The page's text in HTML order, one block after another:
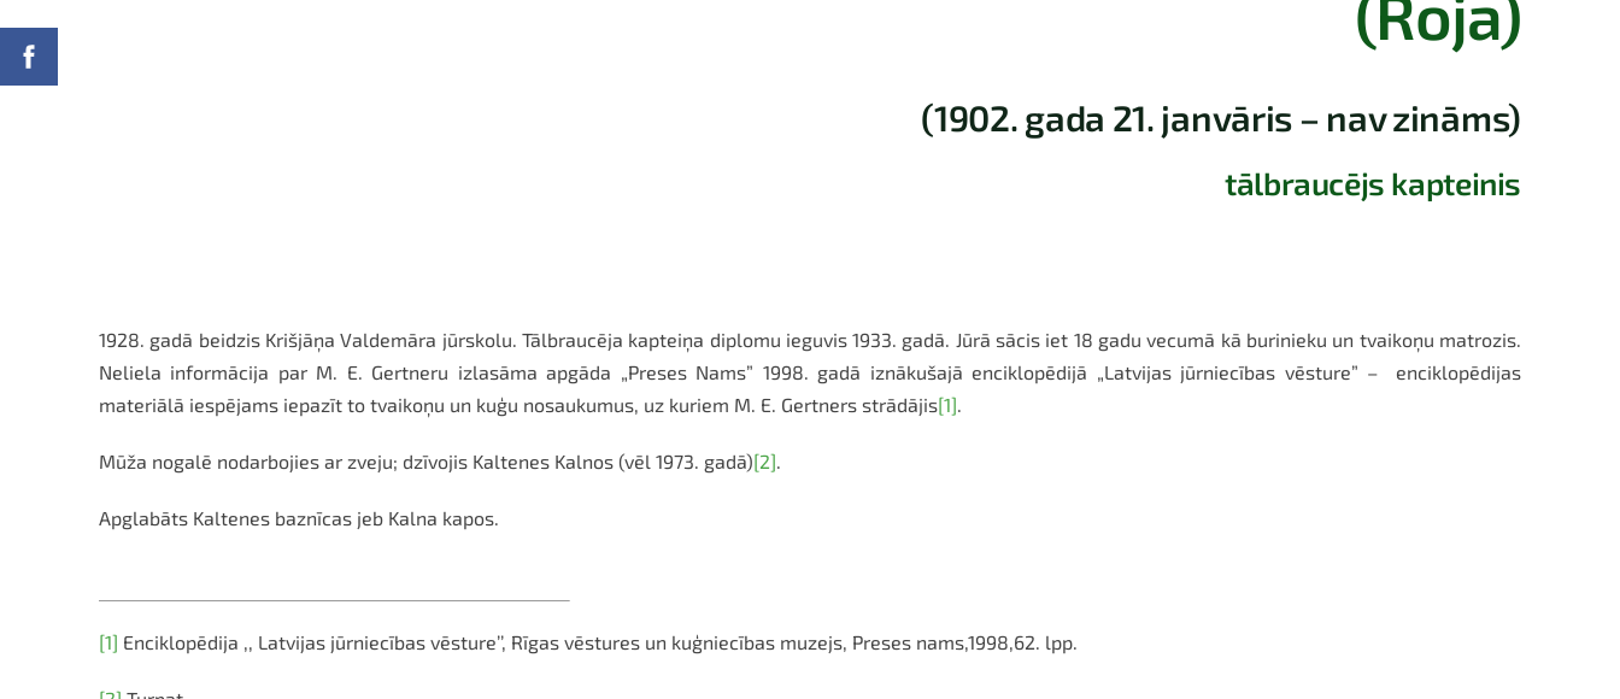
(1902. gada 21. janvāris – nav zināms)
tālbraucējs kapteinis
1928. gadā beidzis Krišjāņa Valdemāra jūrskolu. Tālbraucēja kapteiņa diplomu ieguvis 1933. gadā. Jūrā sācis iet 18 gadu vecumā kā burinieku un tvaikoņu matrozis.
Neliela informācija par M. E. Gertneru izlasāma apgāda „Preses Nams” 1998. gadā iznākušajā enciklopēdijā „Latvijas jūrniecības vēsture” – enciklopēdijas
materiālā iespējams iepazīt to tvaikoņu un kuģu nosaukumus, uz kuriem M. E. Gertners strādājis[1].
Mūža nogalē nodarbojies ar zveju; dzīvojis Kaltenes Kalnos (vēl 1973. gadā)[2].
Apglabāts Kaltenes baznīcas jeb Kalna kapos.
[1] Enciklopēdija ,, Latvijas jūrniecības vēsture’’, Rīgas vēstures un kuģniecības muzejs, Preses nams,1998,62. lpp.